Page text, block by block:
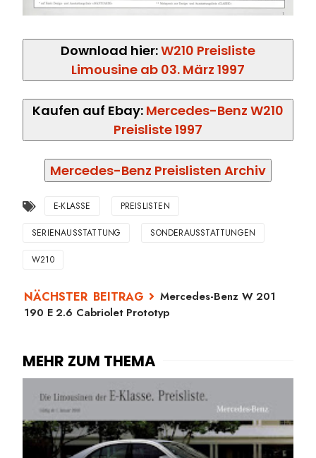
Download hier:W210 Preisliste
Limousine ab 03. März 1997
Kaufen auf Ebay: Mercedes-Benz W210
Preisliste 1997
Mercedes-Benz Preislisten Archiv
E-KLASSE PREISLISTEN
SERIENAUSSTATTUNG SONDERAUSSTATTUNGEN
W210
Mercedes-Benz W 201
190 E 2.6 Cabriolet Prototyp